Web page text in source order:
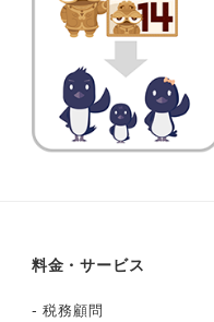
料金・サービス
-税務顧問